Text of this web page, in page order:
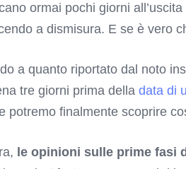
ormai pochi giorni all’uscita
a dismisura. E se è vero
a quanto riportato dal noto
tre giorni prima della data di
potremo finalmente scoprire
le opinioni sulle prime fasi